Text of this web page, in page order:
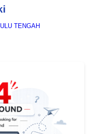
TENGAH